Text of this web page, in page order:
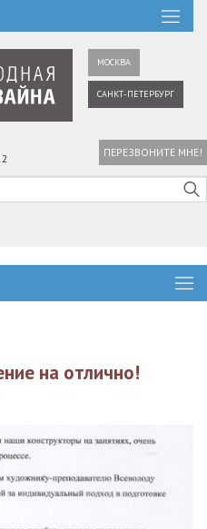
МОСКВА
САНКТ-ПЕТЕРБУРГ
ПЕРЕЗВОНИТЕ МНЕ!
на отлично!